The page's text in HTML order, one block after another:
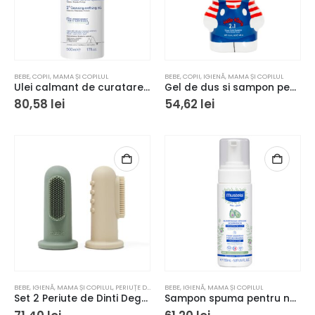
BEBE,COPII, MAMA ȘI COPILUL
Ulei calmant de curatare Uriage Bebe 500ml
80,58 lei
BEBE,COPII, IGIENĂ, MAMA ȘI COPILUL
Gel de dus si sampon pentru copii Hello Kitty figurina 2D, 400 ml
54,62 lei
BEBE, IGIENĂ, MAMA ȘI COPILUL, PERIUȚE DE DINȚI
Set 2 Periute de Dinti Degetar Ivory/Sage, Mushie
BEBE, IGIENĂ, MAMA ȘI COPILUL
Sampon spuma pentru nou-nascuti Mustela Newborns, 150ml